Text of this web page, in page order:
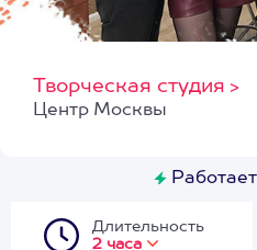
Творческая студия >
Центр Москвы
Длительность
2 часа